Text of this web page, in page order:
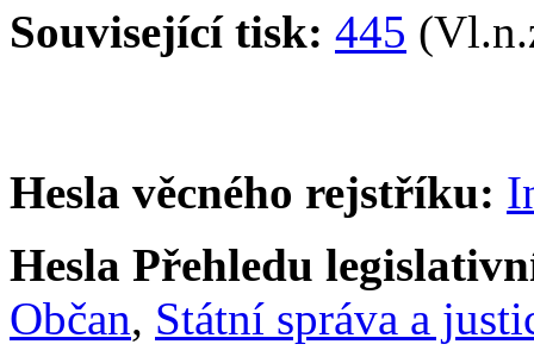
Související tisk: 445
Hesla věcného rejstříku:
Hesla Přehledu
Občan, Státní správa a